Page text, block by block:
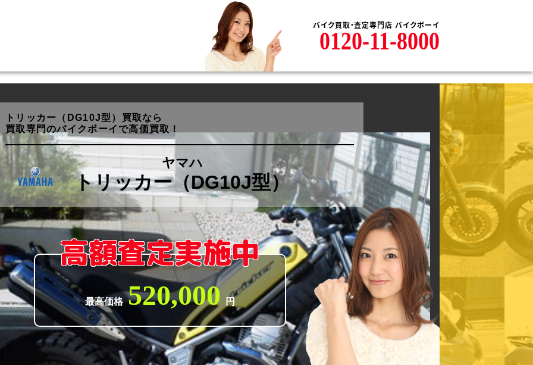
バイク買取・査定専門店 バイクボーイ
0120-11-8000
トリッカー（DG10J型）買取なら
買取専門のバイクボーイで高価買取！
ヤマハ
トリッカー（DG10J型）
高額査定実施中
最高価格 520,000 円